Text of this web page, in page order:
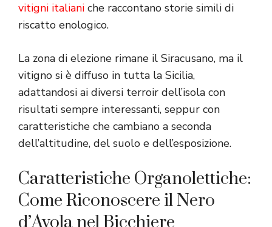
vitigni italiani che raccontano storie simili di
riscatto enologico.
La zona di elezione rimane il Siracusano, ma il
vitigno si è diffuso in tutta la Sicilia,
adattandosi ai diversi terroir dell’isola con
risultati sempre interessanti, seppur con
caratteristiche che cambiano a seconda
dell’altitudine, del suolo e dell’esposizione.
Caratteristiche Organolettiche:
Come Riconoscere il Nero
d’Avola nel Bicchiere